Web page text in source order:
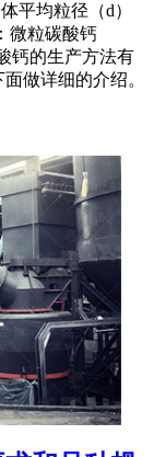
平均粒径（d）
微粒碳酸钙
钙的生产方法有
做详细的介绍。